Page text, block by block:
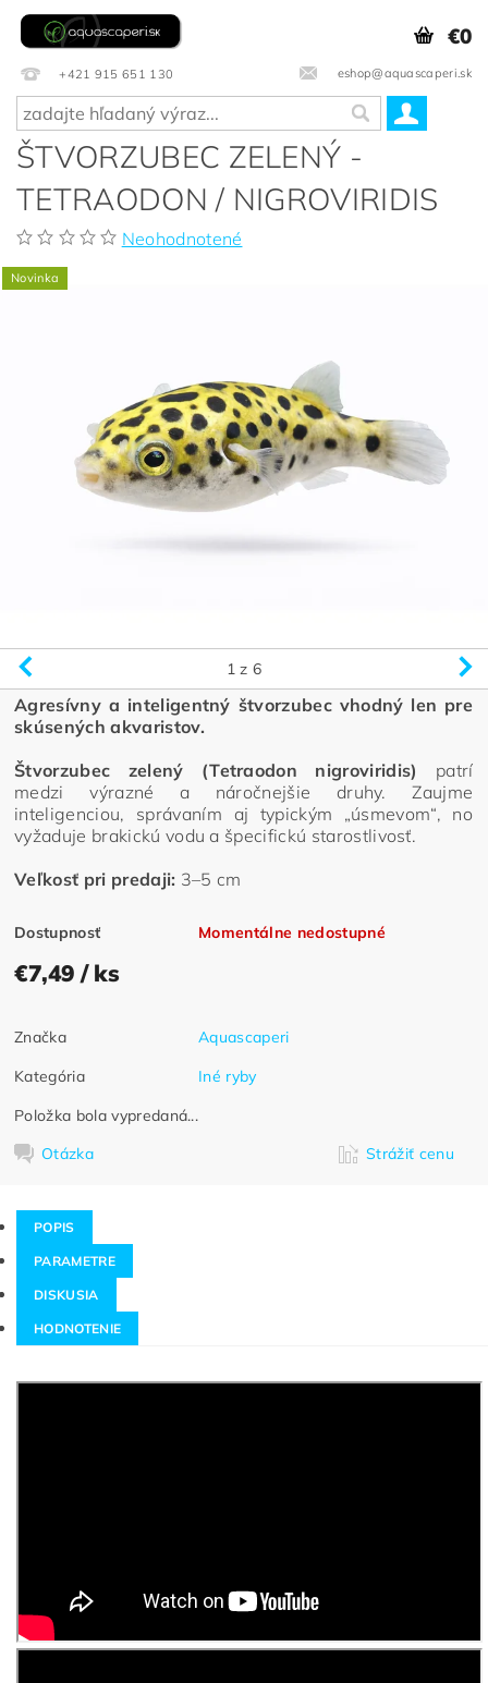
+421 915 651 130 eshop@aquascaperi.sk
€0
ŠTVORZUBEC ZELENÝ -
TETRAODON / NIGROVIRIDIS
Neohodnotené
Novinka
1 z 6
Agresívny a inteligentný štvorzubec vhodný len pre
skúsených akvaristov.
Štvorzubec zelený (Tetraodon nigroviridis)
patrí
medzi výrazné a náročnejšie druhy. Zaujme
inteligenciou, správaním aj typickým „úsmevom“, no
vyžaduje brakickú vodu a špecifickú starostlivosť.
Veľkosť pri predaji: 3–5 cm
Dostupnosť Momentálne nedostupné
€7,49/ ks
Značka
Aquascaperi
Kategória
Iné ryby
Položka bola vypredaná...
Otázka
Strážiť cenu
POPIS
PARAMETRE
DISKUSIA
HODNOTENIE